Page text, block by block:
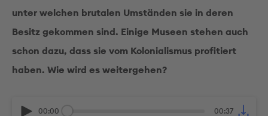
unter welchen brutalen Umständen sie in deren
Besitz gekommen sind. Einige Museen stehen auch
schon dazu, dass sie vom Kolonialismus profitiert
haben. Wie wird es weitergehen?
00:00 00:37